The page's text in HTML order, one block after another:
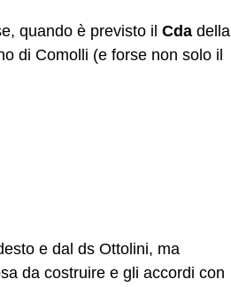
quando è previsto il Cda della
di Comolli (e forse non solo il
e dal ds Ottolini, ma
da costruire e gli accordi con